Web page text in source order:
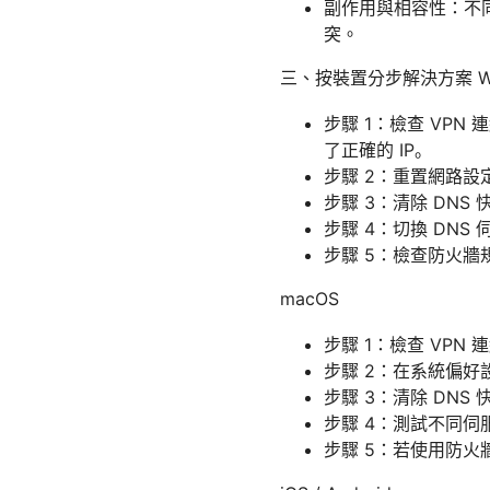
副作用與相容性：不
突。
三、按裝置分步解決方案
步驟 1：檢查 VPN
了正確的 IP。
步驟 2：重置網路設
步驟 3：清除 DNS
步驟 4：切換 DNS
步驟 5：檢查防火牆
macOS
步驟 1：檢查 VPN
步驟 2：在系統偏好
步驟 3：清除 DNS
步驟 4：測試不同伺
步驟 5：若使用防火